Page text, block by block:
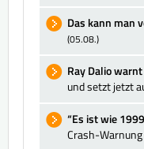
Das kann man
(05.08.)
Ray Dalio
und setzt jetzt
“Es ist wie
Crash-